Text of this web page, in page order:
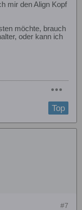
mir den Align Kopf
möchte, brauch
oder kann ich
Top
#7